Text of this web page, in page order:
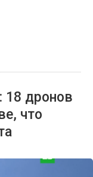
18 дронов
что